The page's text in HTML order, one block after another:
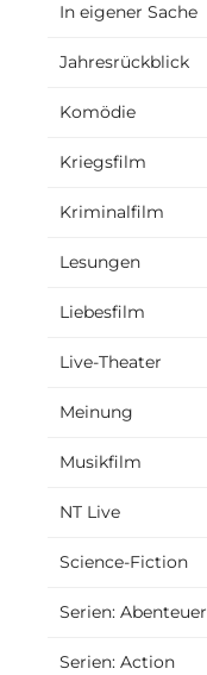
In eigener Sache
Jahresrückblick
Komödie
Kriegsfilm
Kriminalfilm
Lesungen
Liebesfilm
Live-Theater
Meinung
Musikfilm
NT Live
Science-Fiction
Serien: Abenteuer
Serien: Action